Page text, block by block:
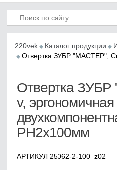
220vek Каталог продукции
Отвертка ЗУБР "МАСТЕР",
Отвертка
v, эргономичная
PH2x100мм
АРТИКУЛ 25062-2-100_z02